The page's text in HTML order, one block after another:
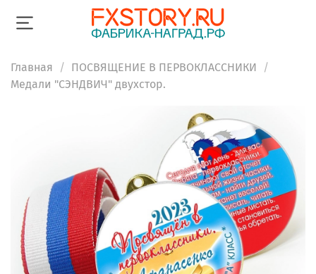
Главная
ПОСВЯЩЕНИЕ В ПЕРВОКЛАССНИКИ
Медали "СЭНДВИЧ" двухстор.